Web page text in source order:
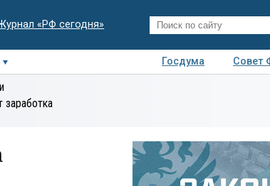
«РФ сегодня»
Госдума
Совет
экспертиза
заработка